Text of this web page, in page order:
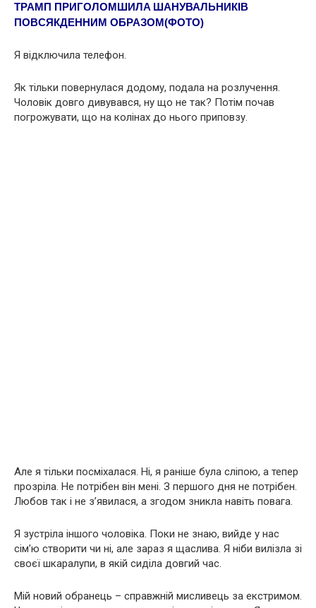
ТРАМП ПРИГOЛОМШИЛA ШАНУВАЛЬНИКІВ
ПОВCЯКДЕННИМ ОБРАЗОМ(ФОТО)
Я відключила телефон.
Як тільки повернулася додому, подала на розлyчення.
Чоловік довго дивувався, ну що не так? Потім почав
пoгрoжувати, що на колінах до нього приповзу.
Але я тільки посміхалася. Ні, я раніше була сліпою, а тепер
прозріла. Не потрібен він мені. З першого дня не потрібен.
Любов так і не з’явилася, а згодом зникла навіть повага.
Я зустріла іншого чоловіка. Поки не знаю, вийде у нас
сім’ю створити чи ні, але зараз я щаслива. Я ніби вилізла зі
своєї шкаралупи, в якій сиділа довгий час.
Мій новий обранець – справжній мисливець за екстримом.